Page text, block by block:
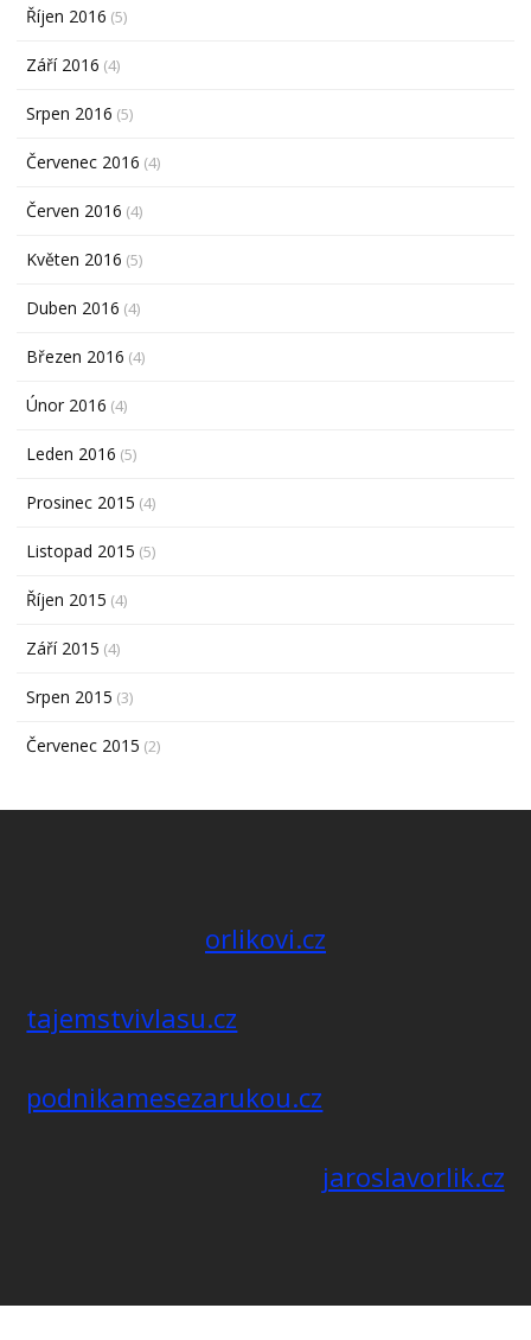
Říjen 2016 (5)
Září 2016 (4)
Srpen 2016 (5)
Červenec 2016 (4)
Červen 2016 (4)
Květen 2016 (5)
Duben 2016 (4)
Březen 2016 (4)
Únor 2016 (4)
Leden 2016 (5)
Prosinec 2015 (4)
Listopad 2015 (5)
Říjen 2015 (4)
Září 2015 (4)
Srpen 2015 (3)
Červenec 2015 (2)
orlikovi.cz
tajemstvivlasu.cz
podnikamesezarukou.cz
jaroslavorlik.cz